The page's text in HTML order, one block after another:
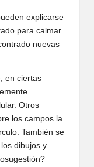
explicarse
para calmar
nuevas
en ciertas
Otros
los campos la
También se
dibujos y